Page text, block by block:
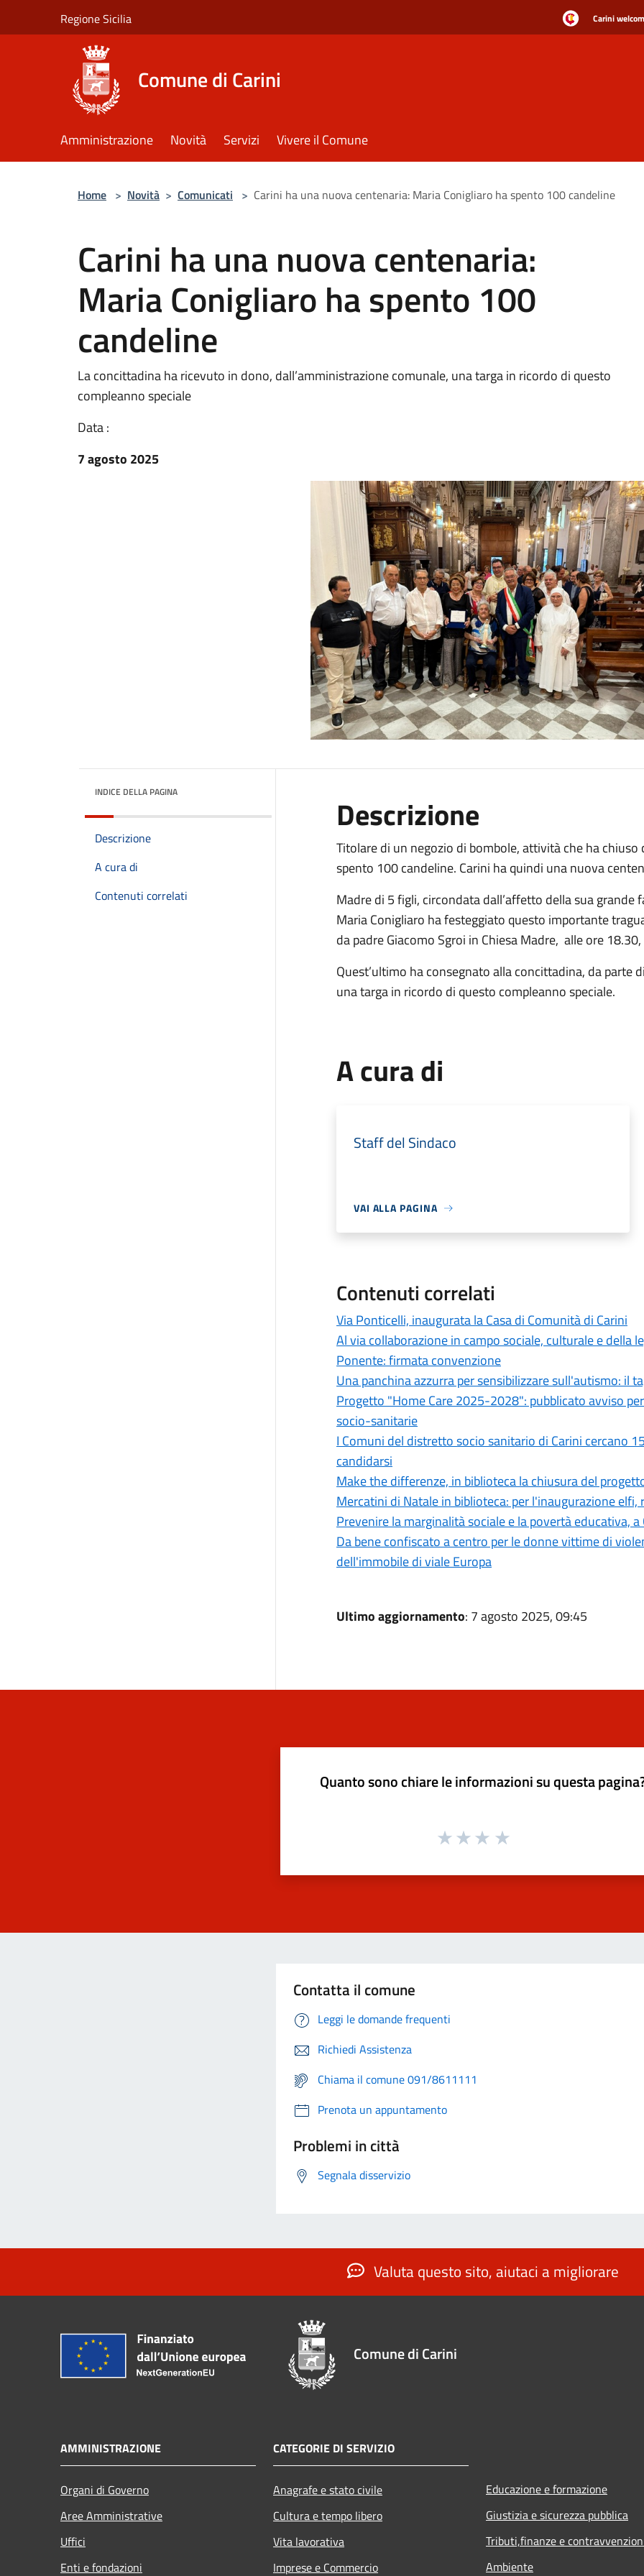
Regione Sicilia Carini
Comune di Carini
Amministrazione Novità Servizi Vivere il Comune
Home > Novità > Comunicati > Carini ha una nuova centenaria: Maria Conigliaro ha spento 100 candeline
Carini ha una nuova centenaria:
Maria Conigliaro ha spento 100
candeline
La concittadina ha ricevuto in dono, dall’amministrazione comunale, una targa in ricordo di questo
compleanno speciale
Data :
7 agosto 2025
INDICE DELLA PAGINA
Descrizione
A cura di
Contenuti correlati
Descrizione
Titolare di un negozio di bombole, attività che ha
spento 100 candeline. Carini ha quindi una nuova
Madre di 5 figli, circondata dall’affetto della sua
Maria Conigliaro ha festeggiato questo importante
da padre Giacomo Sgroi in Chiesa Madre, alle ore
Quest’ultimo ha consegnato alla concittadina, da parte
una targa in ricordo di questo compleanno speciale.
A cura di
Staff del Sindaco
VAI ALLA PAGINA
Contenuti correlati
Via Ponticelli, inaugurata la Casa di Comunità di Carini
Al via collaborazione in campo sociale, culturale e della
Ponente: firmata convenzione
Una panchina azzurra per sensibilizzare sull'autismo: il
Progetto "Home Care 2025-2028": pubblicato avviso
socio-sanitarie
I Comuni del distretto socio sanitario di Carini cercano
candidarsi
Make the differenze, in biblioteca la chiusura del
Mercatini di Natale in biblioteca: per l'inaugurazione
Prevenire la marginalità sociale e la povertà educativa,
Da bene confiscato a centro per le donne vittime di
dell'immobile di viale Europa
Ultimo aggiornamento: 7 agosto 2025, 09:45
Quanto sono chiare le informazioni su questa
Contatta il comune
Leggi le domande frequenti
Richiedi Assistenza
Chiama il comune 091/8611111
Prenota un appuntamento
Problemi in città
Segnala disservizio
Valuta questo sito, aiutaci a migliorare
Comune di Carini
AMMINISTRAZIONE
Organi di Governo
Aree Amministrative
Uffici
Enti e fondazioni
CATEGORIE DI SERVIZIO
Anagrafe e stato civile
Cultura e tempo libero
Vita lavorativa
Imprese e Commercio
Educazione e formazione
Giustizia e sicurezza pubblica
Tributi,finanze e
Ambiente